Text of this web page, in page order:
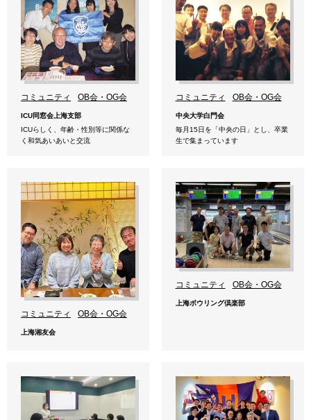
コミュニティ OB会・OG会
ICU同窓会上海支部
ICUらしく、年齢・性別等に関係な
く和気あいあいと交流
コミュニティ OB会・OG会
中央大学白門会
毎月15日を「中央の日」とし、卒業
生で集まっています
コミュニティ OB会・OG会
上海湘友会
コミュニティ OB会・OG会
上海ボウリング倶楽部